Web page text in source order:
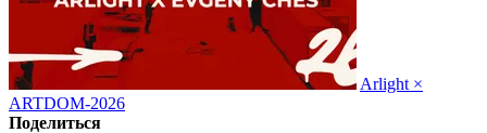
Arlight ×
ARTDOM-2026
Поделиться